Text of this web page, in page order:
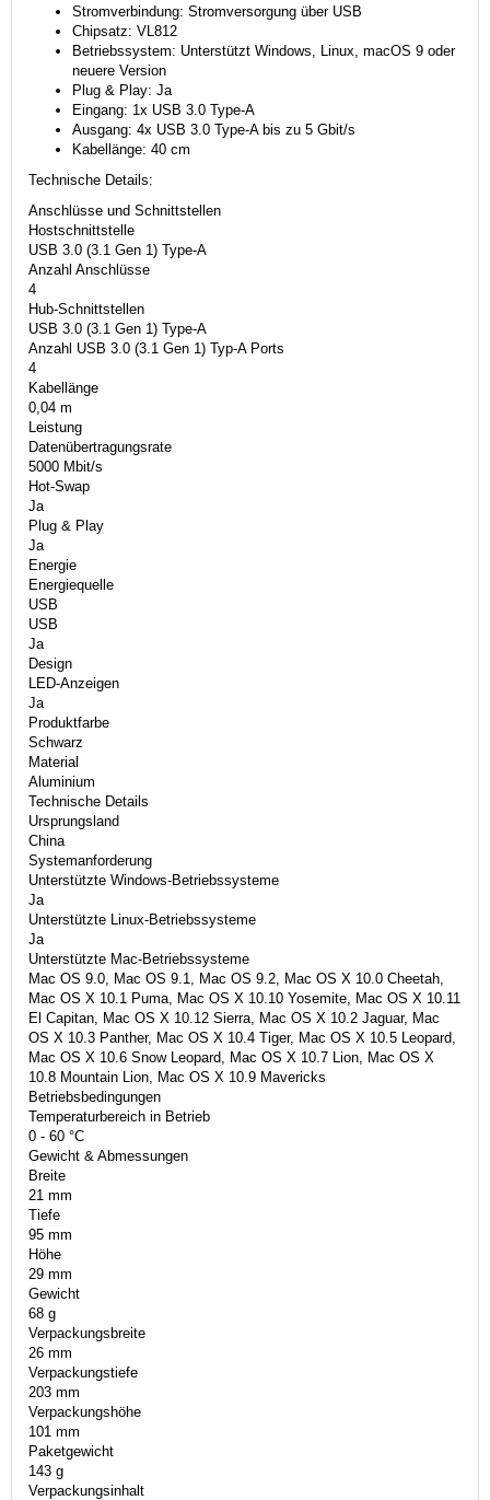
Stromverbindung: Stromversorgung über USB
Chipsatz: VL812
Betriebssystem: Unterstützt Windows, Linux, macOS 9 oder
neuere Version
Plug & Play: Ja
Eingang: 1x USB 3.0 Type-A
Ausgang: 4x USB 3.0 Type-A bis zu 5 Gbit/s
Kabellänge: 40 cm
Technische Details:
Anschlüsse und Schnittstellen
Hostschnittstelle
USB 3.0 (3.1 Gen 1) Type-A
Anzahl Anschlüsse
4
Hub-Schnittstellen
USB 3.0 (3.1 Gen 1) Type-A
Anzahl USB 3.0 (3.1 Gen 1) Typ-A Ports
4
Kabellänge
0,04 m
Leistung
Datenübertragungsrate
5000 Mbit/s
Hot-Swap
Ja
Plug & Play
Ja
Energie
Energiequelle
USB
USB
Ja
Design
LED-Anzeigen
Ja
Produktfarbe
Schwarz
Material
Aluminium
Technische Details
Ursprungsland
China
Systemanforderung
Unterstützte Windows-Betriebssysteme
Ja
Unterstützte Linux-Betriebssysteme
Ja
Unterstützte Mac-Betriebssysteme
Mac OS 9.0, Mac OS 9.1, Mac OS 9.2, Mac OS X 10.0 Cheetah,
Mac OS X 10.1 Puma, Mac OS X 10.10 Yosemite, Mac OS X 10.11
El Capitan, Mac OS X 10.12 Sierra, Mac OS X 10.2 Jaguar, Mac
OS X 10.3 Panther, Mac OS X 10.4 Tiger, Mac OS X 10.5 Leopard,
Mac OS X 10.6 Snow Leopard, Mac OS X 10.7 Lion, Mac OS X
10.8 Mountain Lion, Mac OS X 10.9 Mavericks
Betriebsbedingungen
Temperaturbereich in Betrieb
0 - 60 °C
Gewicht & Abmessungen
Breite
21 mm
Tiefe
95 mm
Höhe
29 mm
Gewicht
68 g
Verpackungsbreite
26 mm
Verpackungstiefe
203 mm
Verpackungshöhe
101 mm
Paketgewicht
143 g
Verpackungsinhalt